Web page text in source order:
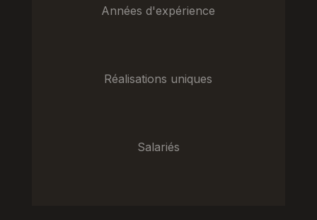
Années d'expérience
Réalisations uniques
Salariés